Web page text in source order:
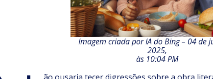
Imagem criada por IA do Bing – 04 de
2025,
às 10:04 PM